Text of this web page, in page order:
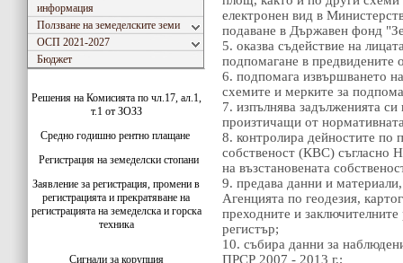
информация
Ползване на земеделските земи
ОСП 2021-2027
Бюджет
Решения на Комисията по чл.17, ал.1,
т.1 от ЗОЗЗ
Средно годишно рентно плащане
Регистрация на земеделски стопани
Заявление за регистрация, промени в
регистрацията и прекратяване на
регистрацията на земеделска и горска
техника
Сигнали за корупция
електронен вид в
подаване в Държавен фонд
5. оказва съдействие на
подпомагане в предвидените
6. подпомага извършването
схемите и мерките за
7. изпълнява задълженията
произтичащи от
8. контролира дейностите по
собственост (КВС) съгласно
на възстановената
9. предава данни и
Агенцията по геодезия,
преходните и
регистър;
10. събира данни за
ПРСР 2007 - 2013 г.;